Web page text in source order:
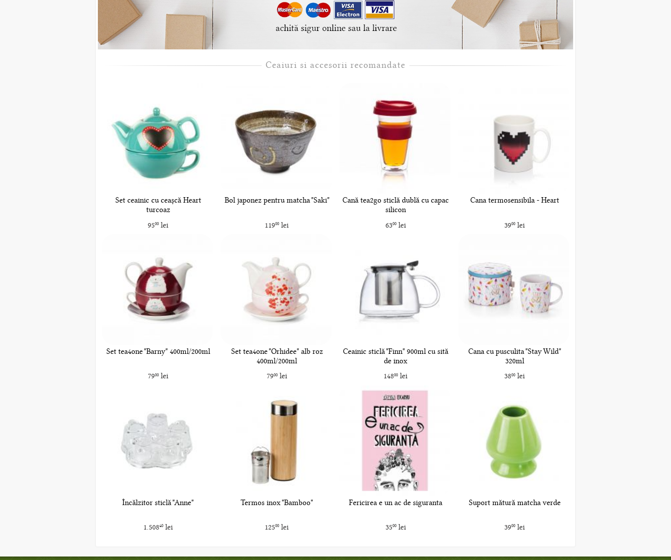
Ceaiuri si accesorii recomandate
Set ceainic cu ceașcă Heart
turcoaz
9500lei
Bol japonez pentru matcha "Saki"
11900 lei
Cană tea2go sticlă dublă cu capac
silicon
6300lei
Cana termosensibila - Heart
3900lei
Set tea4one "Barny" 400ml/200ml
7900lei
Set tea4one "Orhidee" alb roz
400ml/200ml
7900lei
Ceainic sticlă "Finn" 900ml cu sită
de inox
14800 lei
Cana cu pusculita "Stay Wild"
320ml
3800lei
Încălzitor sticlă "Anne"
1.50840lei
Termos inox "Bamboo"
12500 lei
Fericirea e un ac de siguranta
3500lei
Suport mătură matcha verde
3900lei